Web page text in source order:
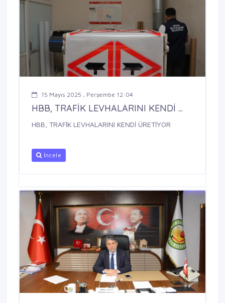
15 Mayıs 2025 , Perşembe 12:04
HBB, TRAFİK LEVHALARINI KENDİ ...
HBB, TRAFİK LEVHALARINI KENDİ ÜRETİYOR
İncele